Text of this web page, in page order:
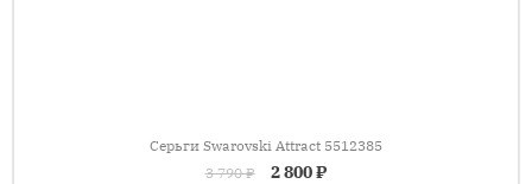
Серьги Swarovski Attract 5512385
3 790 ₽
2 800 ₽